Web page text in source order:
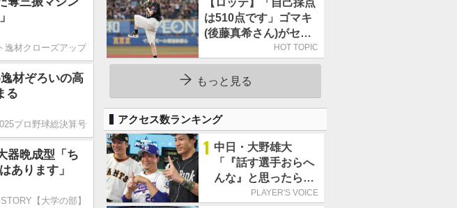
逸材クローズアップ
材ぞろいの高
る
プロ野球総決算号
器晩成型「ち
あります」
【大学の部】
【ロッテ】「自己採点
は510点です」ゴマキ
(後藤真希さん)がセレ
モニアルピッチHOT TOPIC
もっと見る
アクセス数ランキング
1 中日・大野雄大
「『話す選手おらへ
んな』と思ったら坂
本勇人が来た！」／
PLAYER'S VOICE